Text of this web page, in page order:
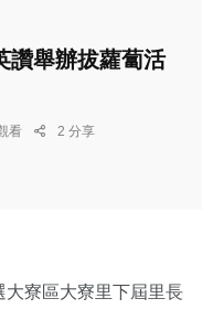
讚舉辦拔蘿蔔活
看 2 分享
大寮區大寮里下屆里長